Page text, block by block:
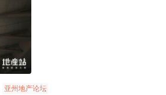
亚州地产论坛